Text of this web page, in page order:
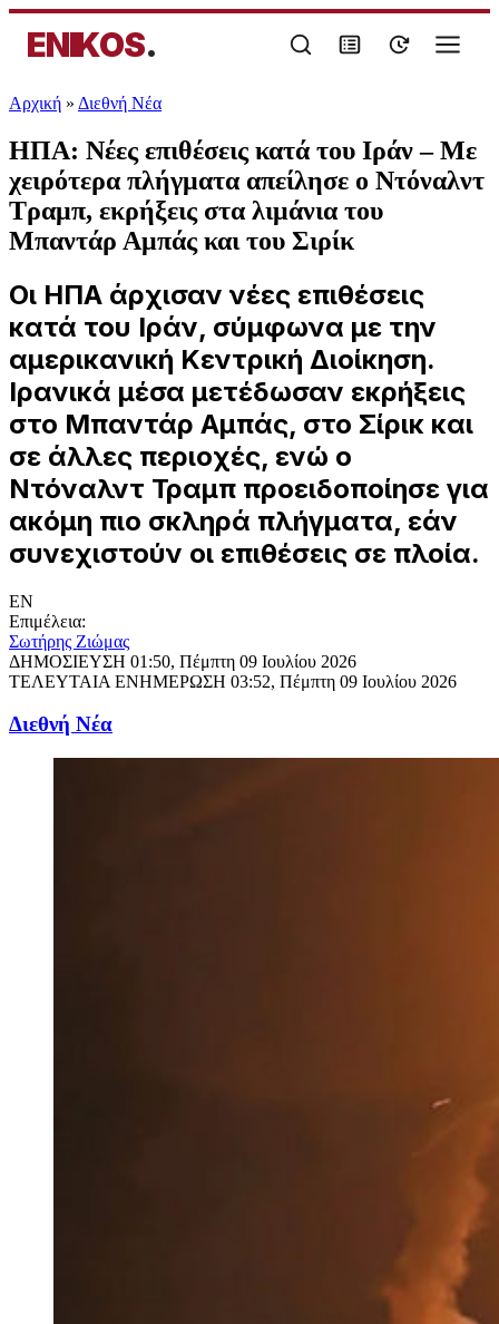
ENIKOS.
Αρχική » Διεθνή Νέα
ΗΠΑ: Νέες επιθέσεις κατά του Ιράν – Με
χειρότερα πλήγματα απείλησε ο Ντόναλντ
Τραμπ, εκρήξεις στα λιμάνια του
Μπαντάρ Αμπάς και του Σιρίκ
Οι ΗΠΑ άρχισαν νέες επιθέσεις
κατά του Ιράν, σύμφωνα με την
αμερικανική Κεντρική Διοίκηση.
Ιρανικά μέσα μετέδωσαν εκρήξεις
στο Μπαντάρ Αμπάς, στο Σίρικ και
σε άλλες περιοχές, ενώ ο
Ντόναλντ Τραμπ προειδοποίησε για
ακόμη πιο σκληρά πλήγματα, εάν
συνεχιστούν οι επιθέσεις σε πλοία.
EN
Επιμέλεια:
Σωτήρης Ζιώμας
ΔΗΜΟΣΙΕΥΣΗ 01:50, Πέμπτη 09 Ιουλίου 2026
ΤΕΛΕΥΤΑΙΑ ΕΝΗΜΕΡΩΣΗ 03:52, Πέμπτη 09 Ιουλίου 2026
Διεθνή Νέα